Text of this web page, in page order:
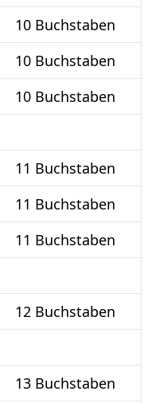
10 Buchstaben
10 Buchstaben
10 Buchstaben
11 Buchstaben
11 Buchstaben
11 Buchstaben
12 Buchstaben
13 Buchstaben